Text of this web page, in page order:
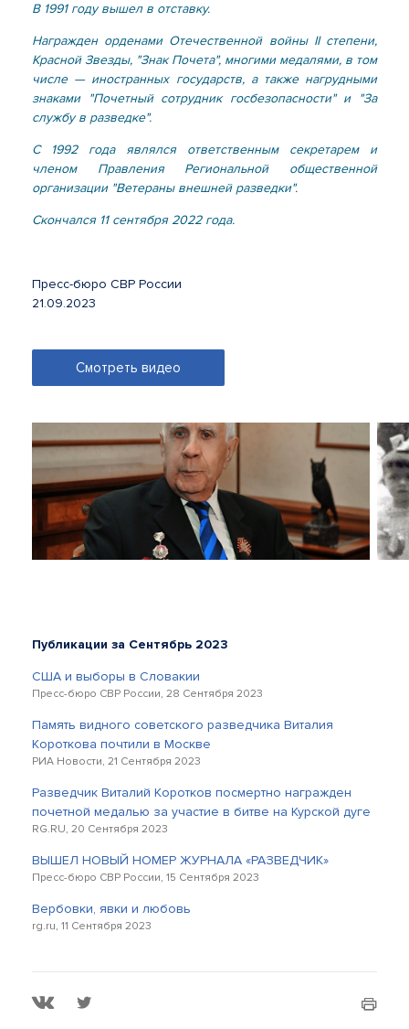
В 1991 году вышел в отставку.
Награжден орденами Отечественной войны II степени,
Красной Звезды, "Знак Почета", многими медалями, в том
числе — иностранных государств, а также нагрудными
знаками "Почетный сотрудник госбезопасности" и "За
службу в разведке".
С 1992 года являлся ответственным секретарем и
членом Правления Региональной общественной
организации "Ветераны внешней разведки".
Скончался 11 сентября 2022 года.
Пресс-бюро СВР России
21.09.2023
Смотреть видео
Публикации за Сентябрь 2023
США и выборы в Словакии
Пресс-бюро СВР России, 28 Сентября 2023
Память видного советского разведчика Виталия
Короткова почтили в Москве
РИА Новости, 21 Сентября 2023
Разведчик Виталий Коротков посмертно награжден
почетной медалью за участие в битве на Курской дуге
RG.RU, 20 Сентября 2023
ВЫШЕЛ НОВЫЙ НОМЕР ЖУРНАЛА «РАЗВЕДЧИК»
Пресс-бюро СВР России, 15 Сентября 2023
Вербовки, явки и любовь
rg.ru, 11 Сентября 2023